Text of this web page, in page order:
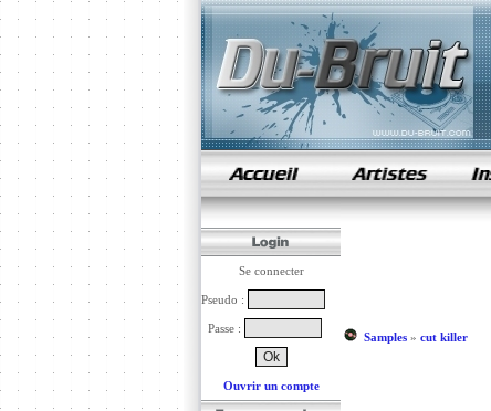
samples de rap
Se connecter
Pseudo :
Passe :
Ouvrir un compte
Samples» cut killer